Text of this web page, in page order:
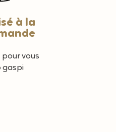
à la
pour vous
gaspi